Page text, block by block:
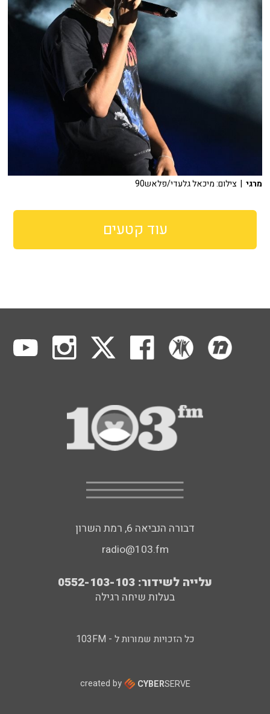
מרגי | צילום: מיכאל גלעדי/פלאש90
עוד קטעים
דבורה הנביאה 6, רמת השרון
radio@103.fm
עלייה לשידור: 0552-103-103
בעלות שיחה רגילה
כל הזכויות שמורות ל - 103FM
created by CYBERSERVE